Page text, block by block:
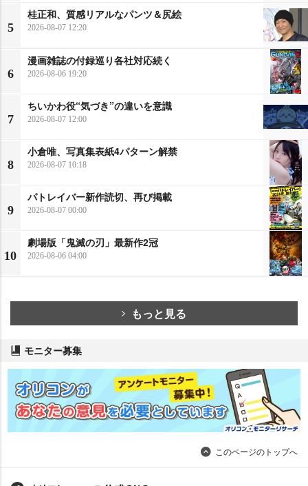
5
桂正和、質感リアルなパンツ＆尻絵
2026-08-07 12:20
6
漫画雑誌の付録巡り各社対応続く
2026-08-06 19:20
7
ちいかわ役“気づき”の違いを意識
2026-08-07 12:00
8
小倉唯、写真集表紙4パターン解禁
2026-08-07 10:18
9
パトレイバー新作読切、再び掲載
2026-08-07 00:00
10
劇場版「鬼滅の刃」最新作2冠
2026-08-06 04:00
もっと見る
モニター募集
このページのトップへ